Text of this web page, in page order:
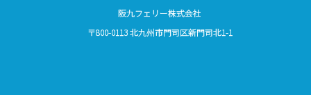
阪九フェリー株式会社
〒800-0113 北九州市門司区新門司北1-1